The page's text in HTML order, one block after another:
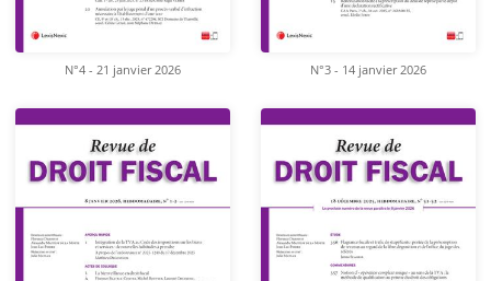
N°4 - 21 janvier 2026 N°3 - 14 janvier 2026